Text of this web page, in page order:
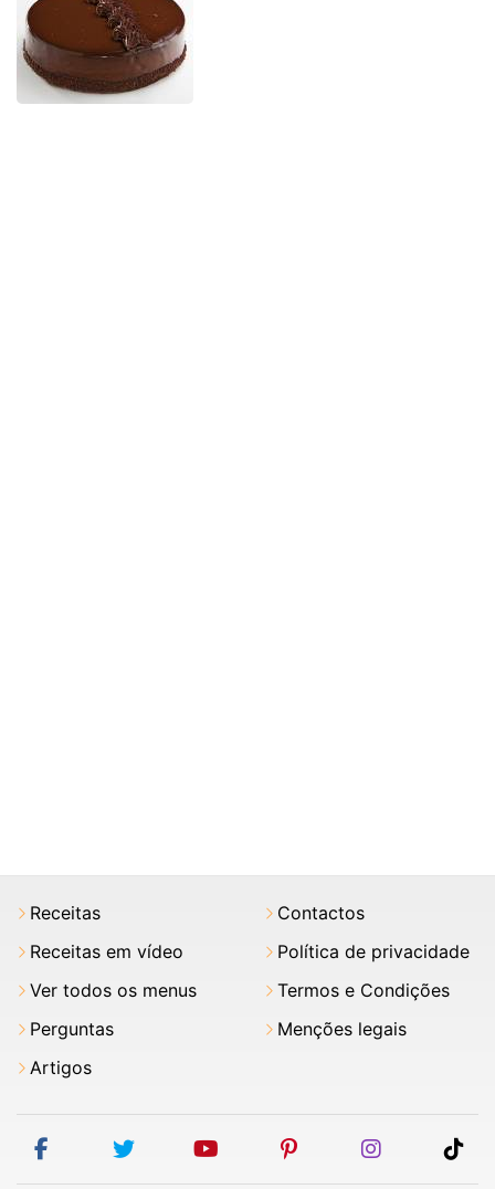
Receitas
Receitas em vídeo
Ver todos os menus
Perguntas
Artigos
Contactos
Política de privacidade
Termos e Condições
Menções legais
facebooktwitter youtubepinterestinstagram